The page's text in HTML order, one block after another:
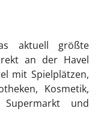
aktuell größte
an der Havel
mit Spielplätzen,
Kosmetik,
Supermarkt und